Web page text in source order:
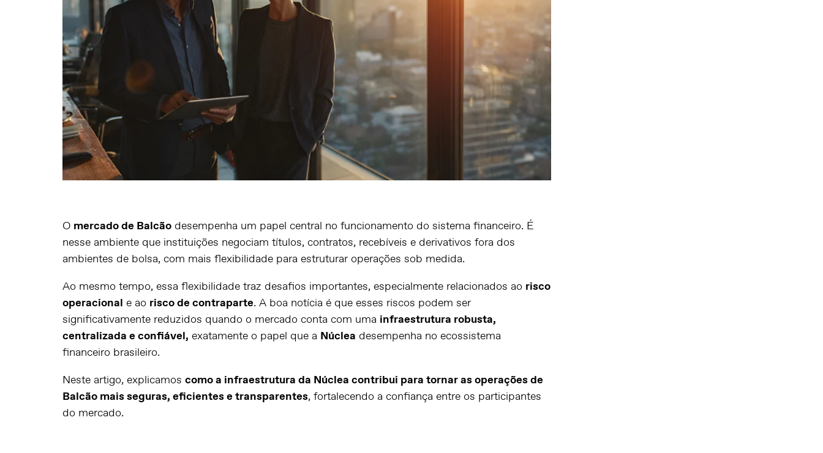
O mercado de Balcão desempenha um papel central no funcionamento do sistema financeiro. É
nesse ambiente que instituições negociam títulos, contratos, recebíveis e derivativos fora dos
ambientes de bolsa, com mais flexibilidade para estruturar operações sob medida.
Ao mesmo tempo, essa flexibilidade traz desafios importantes, especialmente relacionados ao risco
operacional e ao risco de contraparte. A boa notícia é que esses riscos podem ser
significativamente reduzidos quando o mercado conta com uma infraestrutura robusta,
centralizada e confiável, exatamente o papel que a Núclea desempenha no ecossistema
financeiro brasileiro.
Neste artigo, explicamos como a infraestrutura da Núclea contribui para tornar as operações de
Balcão mais seguras, eficientes e transparentes, fortalecendo a confiança entre os participantes
do mercado.